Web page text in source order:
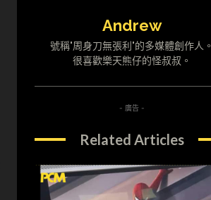
Andrew
號稱"周身刀無張利"的多媒體創作人。
很喜歡樂天熊仔的怪叔叔。
- 廣告 -
Related Articles